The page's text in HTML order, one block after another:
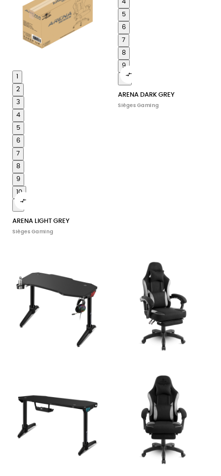
2
3
4
5
6
7
8
9
10

ARENA LIGHT GREY
Sièges Gaming
4
5
6
7
8
9

ARENA DARK GREY
Sièges Gaming